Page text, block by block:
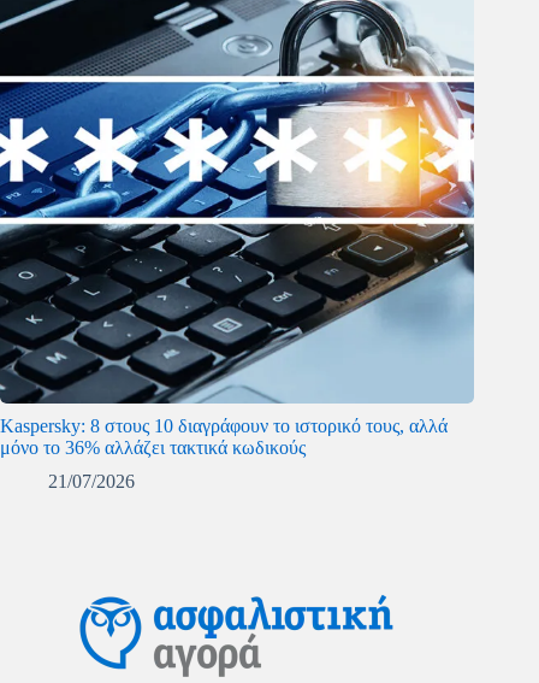
Kaspersky: 8 στους 10 διαγράφουν το ιστορικό τους, αλλά
μόνο το 36% αλλάζει τακτικά κωδικούς
21/07/2026